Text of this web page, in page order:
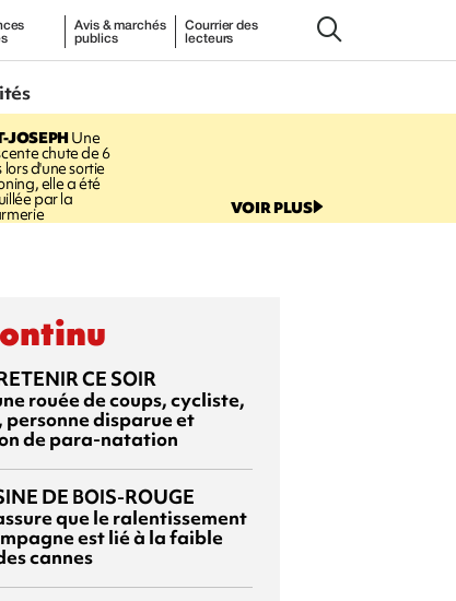
Avis & marchés
publics
Courrier des
lecteurs
JOSEPHUne
chute de 6
lors d'une sortie
elle a été
par la VOIR PLUS
CE SOIR
rouée de coups, cycliste,
personne disparue et
de para-natation
DE BOIS-ROUGE
que le ralentissement
est lié à la faible
cannes